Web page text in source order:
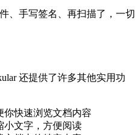
、手写签名、再扫描了，一切
还提供了许多其他实用功
你快速浏览文档内容
小文字，方便阅读